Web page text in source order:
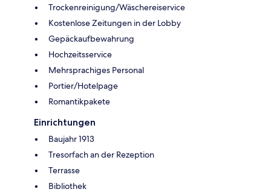
Trockenreinigung/Wäschereiservice
Kostenlose Zeitungen in der Lobby
Gepäckaufbewahrung
Hochzeitsservice
Mehrsprachiges Personal
Portier/Hotelpage
Romantikpakete
Einrichtungen
Baujahr 1913
Tresorfach an der Rezeption
Terrasse
Bibliothek